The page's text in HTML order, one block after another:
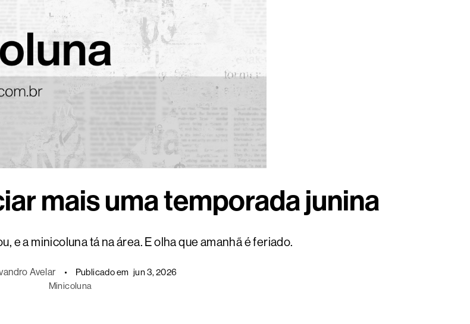
mais uma temporada junina
e a minicoluna tá na área. E olha que amanhã é feriado.
Avelar Publicado em jun 3, 2026
Minicoluna